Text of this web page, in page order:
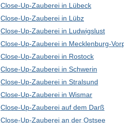
Close-Up-Zauberei in Lübeck
Close-Up-Zauberei in Lübz
Close-Up-Zauberei in Ludwigslust
Close-Up-Zauberei in Mecklenburg-
Close-Up-Zauberei in Rostock
Close-Up-Zauberei in Schwerin
Close-Up-Zauberei in Stralsund
Close-Up-Zauberei in Wismar
Close-Up-Zauberei auf dem Darß
Close-Up-Zauberei an der Ostsee